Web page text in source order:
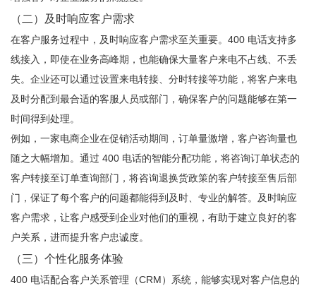
（二）及时响应客户需求
在客户服务过程中，及时响应客户需求至关重要。400 电话支持多
线接入，即使在业务高峰期，也能确保大量客户来电不占线、不丢
失。企业还可以通过设置来电转接、分时转接等功能，将客户来电
及时分配到最合适的客服人员或部门，确保客户的问题能够在第一
时间得到处理。
例如，一家电商企业在促销活动期间，订单量激增，客户咨询量也
随之大幅增加。通过 400 电话的智能分配功能，将咨询订单状态的
客户转接至订单查询部门，将咨询退换货政策的客户转接至售后部
门，保证了每个客户的问题都能得到及时、专业的解答。及时响应
客户需求，让客户感受到企业对他们的重视，有助于建立良好的客
户关系，进而提升客户忠诚度。
（三）个性化服务体验
400 电话配合客户关系管理（CRM）系统，能够实现对客户信息的